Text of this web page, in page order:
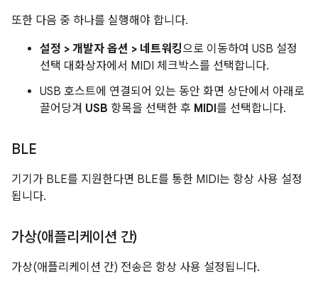
또한 다음 중 하나를 실행해야 합니다.
설정 > 개발자 옵션 > 네트워킹으로 이동하여 USB 설정
선택 대화상자에서 MIDI 체크박스를 선택합니다.
USB 호스트에 연결되어 있는 동안 화면 상단에서 아래로
끌어당겨 USB 항목을 선택한 후 MIDI를 선택합니다.
BLE
기기가 BLE를 지원한다면 BLE를 통한 MIDI는 항상 사용 설정
됩니다.
가상(애플리케이션 간)
가상(애플리케이션 간) 전송은 항상 사용 설정됩니다.